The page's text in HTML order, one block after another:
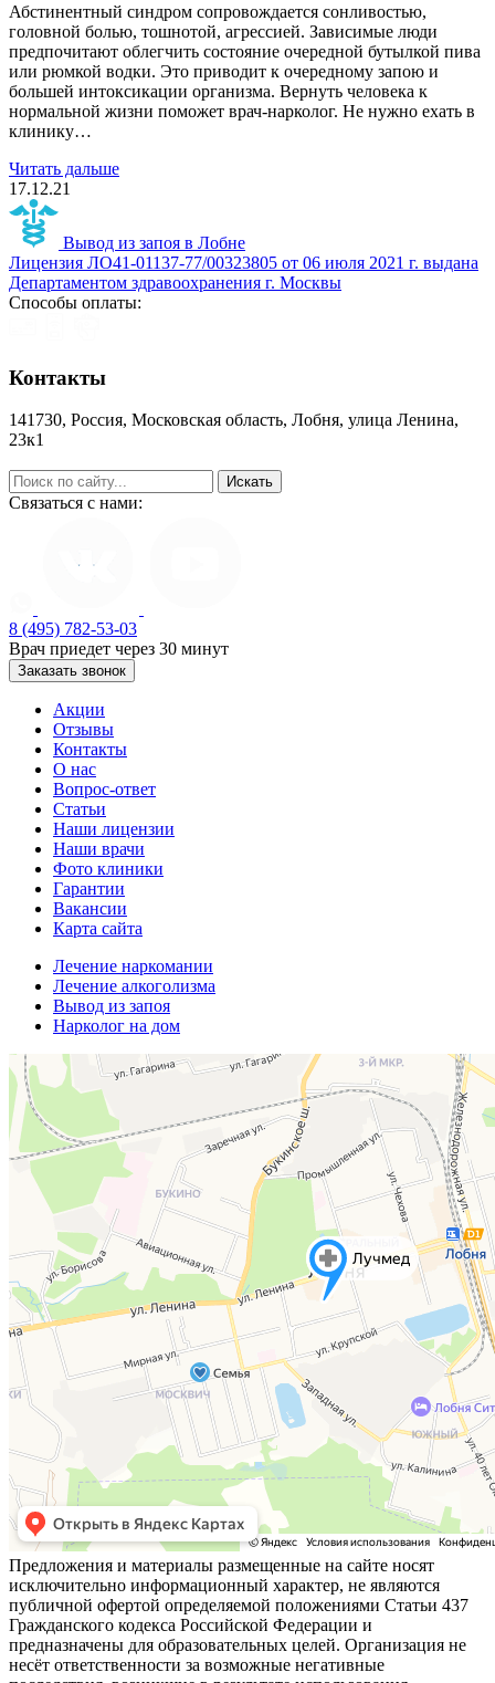
Абстинентный синдром сопровождается сонливостью,
головной болью, тошнотой, агрессией. Зависимые люди
предпочитают облегчить состояние очередной бутылкой пива
или рюмкой водки. Это приводит к очередному запою и
большей интоксикации организма. Вернуть человека к
нормальной жизни поможет врач-нарколог. Не нужно ехать в
клинику…
Читать дальше
17.12.21
Вывод из запоя в Лобне
Лицензия ЛО41-01137-77/00323805 от 06 июля 2021 г. выдана
Департаментом здравоохранения г. Москвы
Способы оплаты:
Контакты
141730, Россия, Московская область, Лобня, улица Ленина,
23к1
Связаться с нами:
8 (495) 782-53-03
Врач приедет через 30 минут
Заказать звонок
Акции
Отзывы
Контакты
О нас
Вопрос-ответ
Статьи
Наши лицензии
Наши врачи
Фото клиники
Гарантии
Вакансии
Карта сайта
Лечение наркомании
Лечение алкоголизма
Вывод из запоя
Нарколог на дом
Предложения и материалы размещенные на сайте носят
исключительно информационный характер, не являются
публичной офертой определяемой положениями Статьи 437
Гражданского кодекса Российской Федерации и
предназначены для образовательных целей. Организация не
несёт ответственности за возможные негативные